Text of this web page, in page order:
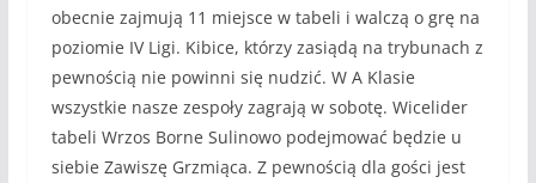
obecnie zajmują 11 miejsce w tabeli i walczą o grę na
poziomie IV Ligi. Kibice, którzy zasiądą na trybunach z
pewnością nie powinni się nudzić. W A Klasie
wszystkie nasze zespoły zagrają w sobotę. Wicelider
tabeli Wrzos Borne Sulinowo podejmować będzie u
siebie Zawiszę Grzmiąca. Z pewnością dla gości jest